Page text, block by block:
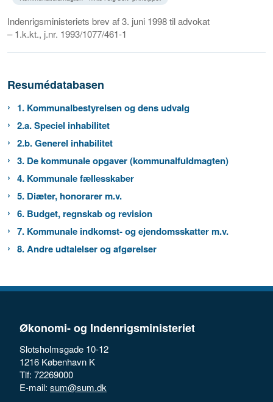
Indenrigsministeriets brev af 3. juni 1998 til advokat
– 1.k.kt., j.nr. 1993/1077/461-1
Resumédatabasen
1. Kommunalbestyrelsen og dens udvalg
2.a. Speciel inhabilitet
2.b. Generel inhabilitet
3. De kommunale opgaver (kommunalfuldmagten)
4. Kommunale fællesskaber
5. Diæter, honorarer m.v.
6. Budget, regnskab og revision
7. Kommunale indkomst- og ejendomsskatter m.v.
8. Andre udtalelser og afgørelser
Økonomi- og Indenrigsministeriet
Slotsholmsgade 10-12
1216 København K
Tlf: 72269000
E-mail: sum@sum.dk